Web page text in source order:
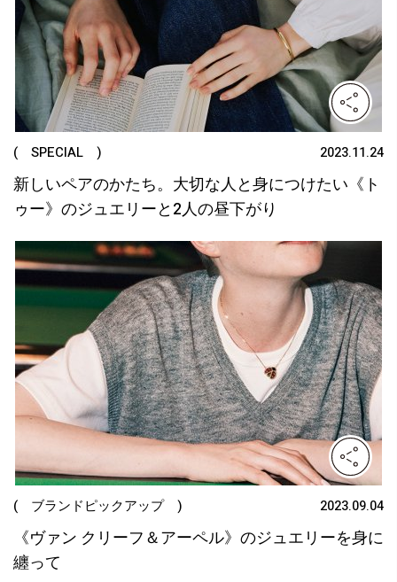
( SPECIAL ) 2023.11.24
新しいペアのかたち。大切な人と身につけたい《ト
ゥー》のジュエリーと2人の昼下がり
( ブランドピックアップ ) 2023.09.04
《ヴァン クリーフ＆アーペル》のジュエリーを身に
纏って